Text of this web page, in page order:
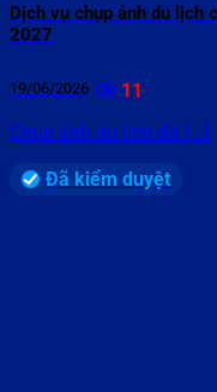
Dịch vụ chụp ảnh du lịch
2027
19/06/2026
11
Chụp ảnh du lịch đã [...]
Đã kiểm duyệt